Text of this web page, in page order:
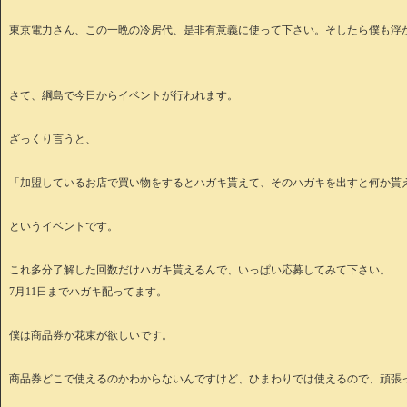
東京電力さん、この一晩の冷房代、是非有意義に使って下さい。そしたら僕も浮
さて、綱島で今日からイベントが行われます。
ざっくり言うと、
「加盟しているお店で買い物をするとハガキ貰えて、そのハガキを出すと何か貰
というイベントです。
これ多分了解した回数だけハガキ貰えるんで、いっぱい応募してみて下さい。
7月11日までハガキ配ってます。
僕は商品券か花束が欲しいです。
商品券どこで使えるのかわからないんですけど、ひまわりでは使えるので、頑張